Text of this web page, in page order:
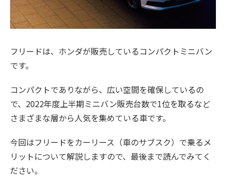
フリードは、ホンダが販売しているコンパクトミニバン
です。
コンパクトでありながら、広い空間を確保しているの
で、2022年度上半期ミニバン販売台数で1位を取るなど
さまざまな層から人気を集めている車です。
今回はフリードをカーリース（車のサブスク）で乗るメ
リットについて解説しますので、最後まで読んでみてく
ださい。